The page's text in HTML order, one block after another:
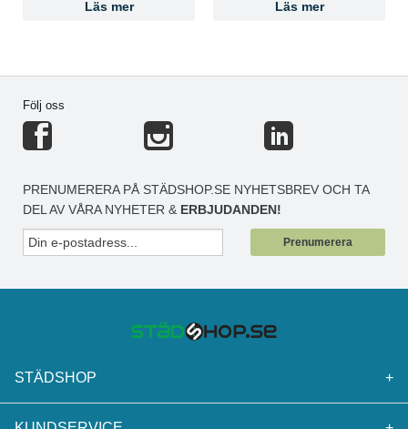
Läs mer Läs mer
Följ oss
PRENUMERERA PÅ STÄDSHOP.SE NYHETSBREV OCH TA
DEL AV VÅRA NYHETER & ERBJUDANDEN!
Prenumerera
STÄDSHOP +